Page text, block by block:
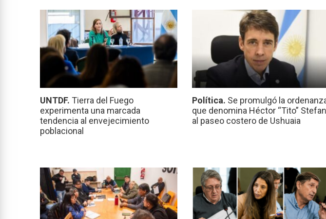
UNTDF. Tierra del Fuego
experimenta una marcada
tendencia al envejecimiento
poblacional
Política. Se promulgó la
que denomina Héctor “Tito”
al paseo costero de Ushuaia